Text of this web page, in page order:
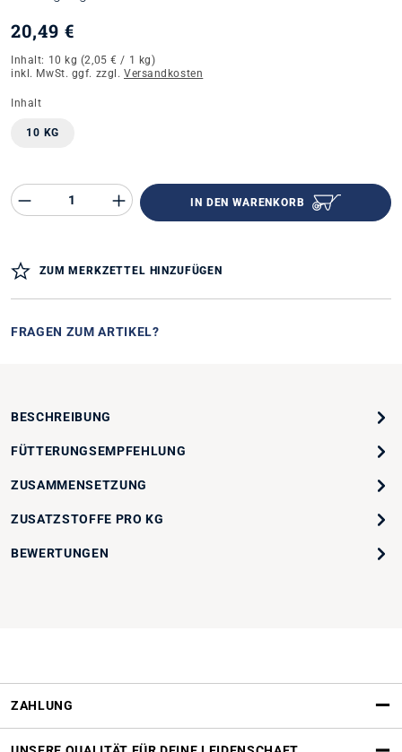
20,49 €
Inhalt: 10 kg (2,05 € / 1 kg)
inkl. MwSt. ggf. zzgl. Versandkosten
Inhaltauswählen
10 KG
Produkt Anzahl des Produktes
IN DEN WARENKORB
ZUM MERKZETTEL HINZUFÜGEN
FRAGEN ZUM ARTIKEL?
BESCHREIBUNG
FÜTTERUNGSEMPFEHLUNG
ZUSAMMENSETZUNG
ZUSATZSTOFFE PRO KG
BEWERTUNGEN
ZAHLUNG